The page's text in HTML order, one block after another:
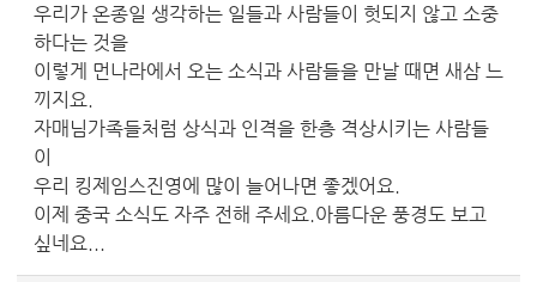
우리가 온종일 생각하는 일들과 사람들이 헛되지 않고 소중
하다는 것을
이렇게 먼나라에서 오는 소식과 사람들을 만날 때면 새삼 느
끼지요.
자매님가족들처럼 상식과 인격을 한층 격상시키는 사람들
이
우리 킹제임스진영에 많이 늘어나면 좋겠어요.
이제 중국 소식도 자주 전해 주세요.아름다운 풍경도 보고
싶네요...